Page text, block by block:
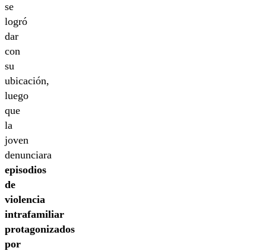
se
logró
dar
con
su
ubicación,
luego
que
la
joven
denunciara
episodios
de
violencia
intrafamiliar
protagonizados
por